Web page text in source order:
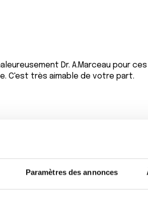
Paramètres des annonces
Dr. A.Marceau pour
C'est très aimable de votre part.